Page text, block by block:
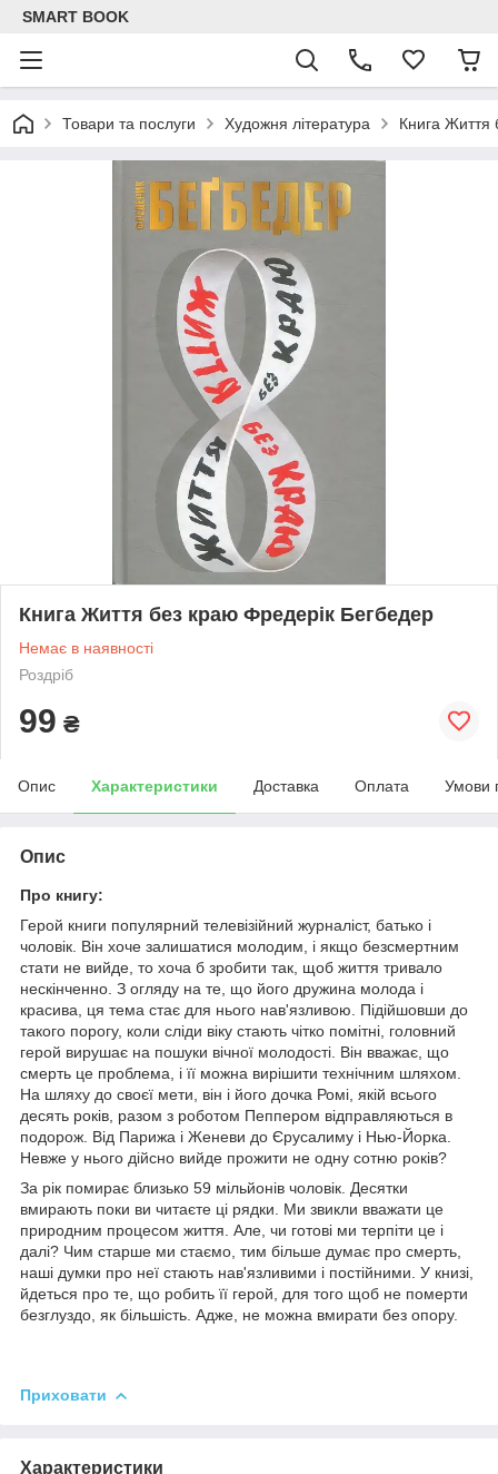
SMART BOOK
Товари та послуги Художня література Книга Життя
Книга Життя без краю Фредерік Бегбедер
Немає в наявності
Роздріб
99 ₴
Опис Характеристики Доставка Оплата Умови
Опис
Про книгу:
Герой книги популярний телевізійний журналіст, батько і
чоловік. Він хоче залишатися молодим, і якщо безсмертним
стати не вийде, то хоча б зробити так, щоб життя тривало
нескінченно. З огляду на те, що його дружина молода і
красива, ця тема стає для нього нав'язливою. Підійшовши до
такого порогу, коли сліди віку стають чітко помітні, головний
герой вирушає на пошуки вічної молодості. Він вважає, що
смерть це проблема, і її можна вирішити технічним шляхом.
На шляху до своєї мети, він і його дочка Ромі, якій всього
десять років, разом з роботом Пеппером відправляються в
подорож. Від Парижа і Женеви до Єрусалиму і Нью-Йорка.
Невже у нього дійсно вийде прожити не одну сотню років?
За рік помирає близько 59 мільйонів чоловік. Десятки
вмирають поки ви читаєте ці рядки. Ми звикли вважати це
природним процесом життя. Але, чи готові ми терпіти це і
далі? Чим старше ми стаємо, тим більше думає про смерть,
наші думки про неї стають нав'язливими і постійними. У книзі,
йдеться про те, що робить її герой, для того щоб не померти
безглуздо, як більшість. Адже, не можна вмирати без опору.
Приховати
Характеристики